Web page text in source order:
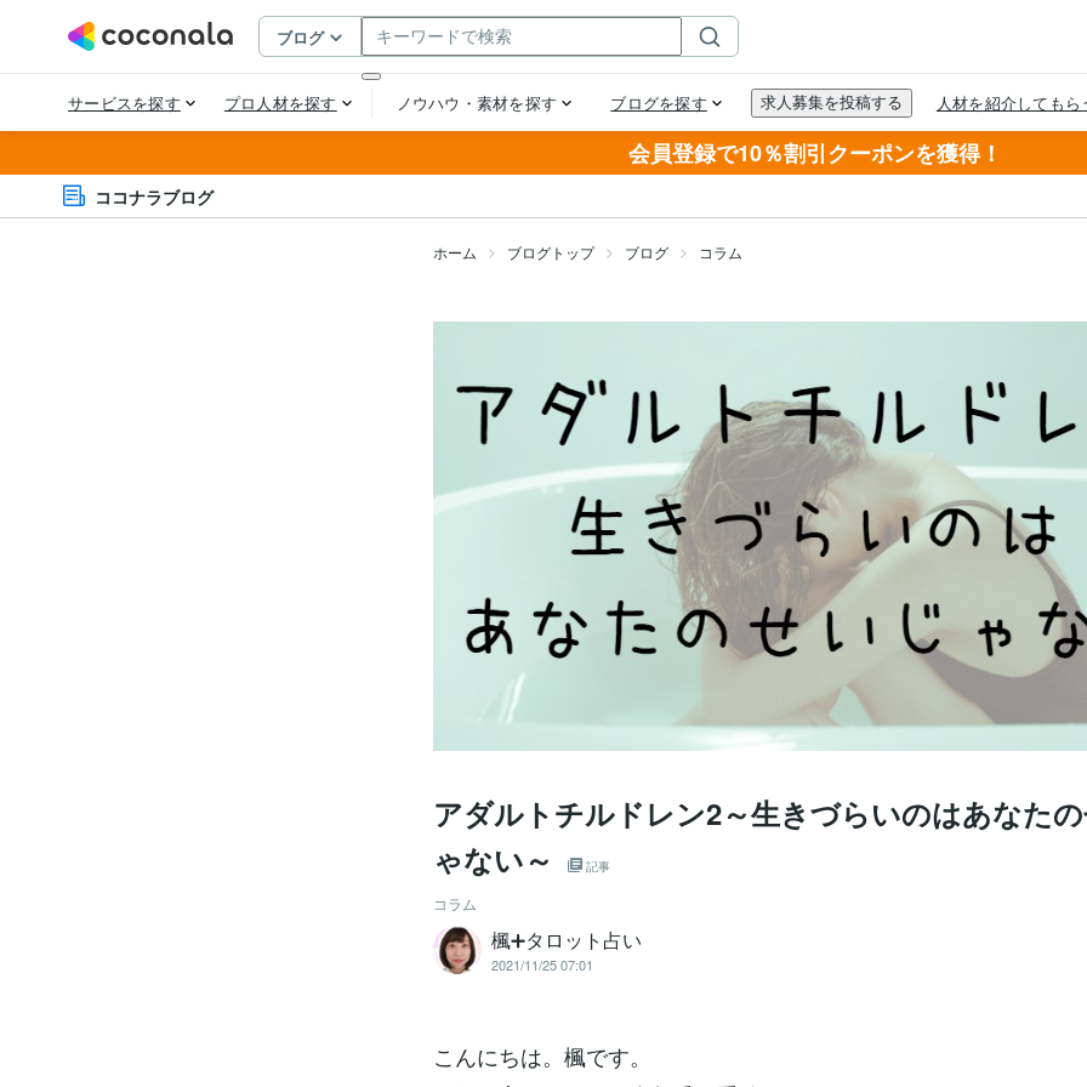
会員登録で10％割引クーポンを獲得！
ココナラブログ
ホーム ブログトップ ブログ コラム
アダルトチルドレン2～生きづらいのはあなた
ゃない～
記事
コラム
楓➕タロット占い
2021/11/25 07:01
こんにちは。楓です。